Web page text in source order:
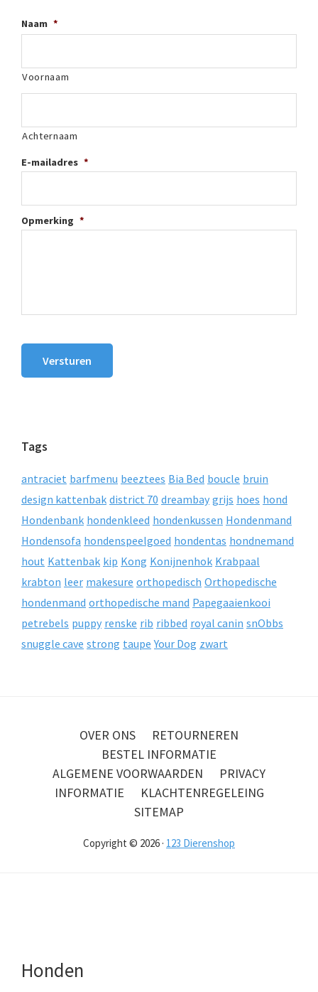
Naam *
Voornaam
Achternaam
E-mailadres *
Opmerking *
Versturen
Tags
antraciet barfmenu beeztees Bia Bed boucle bruin
design kattenbak district 70 dreambay grijs hoes hond
Hondenbank hondenkleed hondenkussen Hondenmand
Hondensofa hondenspeelgoed hondentas hondnemand
hout Kattenbak kip Kong Konijnenhok Krabpaal
krabton leer makesure orthopedisch Orthopedische
hondenmand orthopedische mand Papegaaienkooi
petrebels puppy renske rib ribbed royal canin snObbs
snuggle cave strong taupe Your Dog zwart
OVER ONS
RETOURNEREN
BESTEL INFORMATIE
ALGEMENE VOORWAARDEN
PRIVACY
INFORMATIE
KLACHTENREGELEING
SITEMAP
Copyright © 2026 · 123 Dierenshop
Honden